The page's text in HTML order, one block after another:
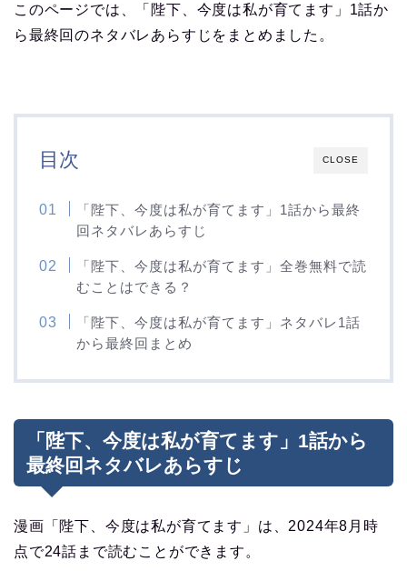
このページでは、「陛下、今度は私が育てます」1話か
ら最終回のネタバレあらすじをまとめました。
CLOSE
目次
「陛下、今度は私が育てます」1話から最終
回ネタバレあらすじ
「陛下、今度は私が育てます」全巻無料で読
むことはできる？
「陛下、今度は私が育てます」ネタバレ1話
から最終回まとめ
「陛下、今度は私が育てます」1話から
最終回ネタバレあらすじ
漫画「陛下、今度は私が育てます」は、2024年8月時
点で24話まで読むことができます。